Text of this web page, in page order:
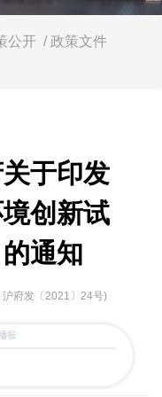
公开 / 政策文件
于印发
境创新试
通知
沪府发〔2021〕24号)